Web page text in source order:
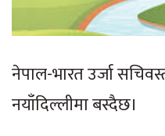
नेपाल-भारत उर्जा
नयाँदिल्लीमा बस्दैछ।